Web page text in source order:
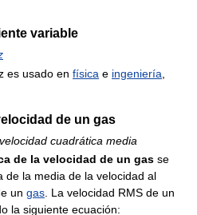
variable
es usado en física e ingeniería
de un gas
cuadrática media
de la velocidad de un gas se
de la media de la velocidad al
un gas. La velocidad RMS de un
la siguiente ecuación: